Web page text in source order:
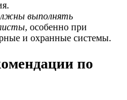
выполнять
, особенно при
и охранные системы.
по